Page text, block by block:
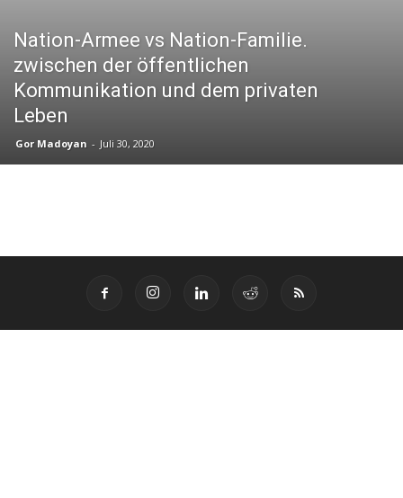
Nation-Armee vs Nation-Familie.
zwischen der öffentlichen
Kommunikation und dem privaten
Leben
Gor Madoyan - Juli 30, 2020